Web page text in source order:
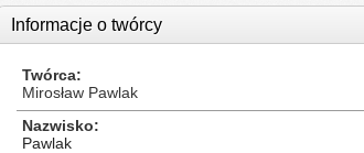
Informacje o twórcy
Twórca
Mirosław Pawlak
Nazwisko
Pawlak